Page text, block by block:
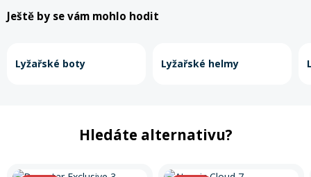
Ještě by se vám mohlo hodit
Lyžařské boty Lyžařské helmy
Hledáte alternativu?